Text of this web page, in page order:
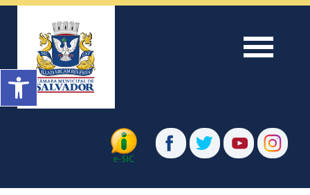
Menu
Barra de Ferramentas Aberta